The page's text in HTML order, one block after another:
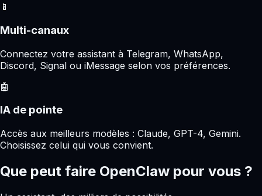
📱
Multi-canaux
Connectez votre assistant à Telegram, WhatsApp,
Discord, Signal ou iMessage selon vos préférences.
🤖
IA de pointe
Accès aux meilleurs modèles : Claude, GPT-4, Gemini.
Choisissez celui qui vous convient.
Que peut faire OpenClaw pour vous ?